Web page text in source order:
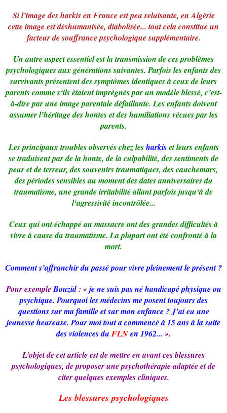
Si l’image des harkis en France est peu reluisante, en Algérie
cette image est déshumanisée, diabolisée... tout cela constitue un
facteur de souffrance psychologique supplémentaire.
Un autre aspect essentiel est la transmission de ces problèmes
psychologiques aux générations suivantes. Parfois les enfants des
survivants présentent des symptômes identiques à ceux de leurs
parents comme s‘ils étaient imprégnés par un modèle blessé, c’est-
à-dire par une image parentale défaillante. Les enfants doivent
assumer l’héritage des hontes et des humiliations vécues par les
parents.
Les principaux troubles observés chez lesharkiset leurs enfants
se traduisent par de la honte, de la culpabilité, des sentiments de
peur et de terreur, des souvenirs traumatiques, des cauchemars,
des périodes sensibles au moment des dates anniversaires du
traumatisme, une grande irritabilité allant parfois jusqu‘à de
l‘agressivité incontrôlée...
Ceux qui ont échappé au massacre ont des grandes difficultés à
vivre à cause du traumatisme. La plupart ont été confronté à la
mort.
Comment s’affranchir du passé pour vivre pleinement le présent ?
Pour exempleBouzid: «je ne suis pas né handicapé physique ou
psychique. Pourquoi les médecins me posent toujours des
questions sur ma famille et sur mon enfance ? J’ai eu une
jeunesse heureuse. Pour moi tout a commencé à 15 ans à la suite
des violences duFLNen 1962... ».
L’objet de cet article est de mettre en avant ces blessures
psychologiques, de proposer une psychothérapie adaptée et de
citer quelques exemples cliniques.
Les blessures psychologiques